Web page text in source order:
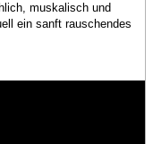
muskalisch und
ein sanft rauschendes